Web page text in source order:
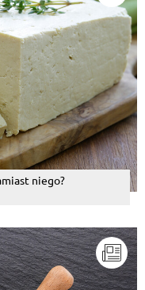
niego?